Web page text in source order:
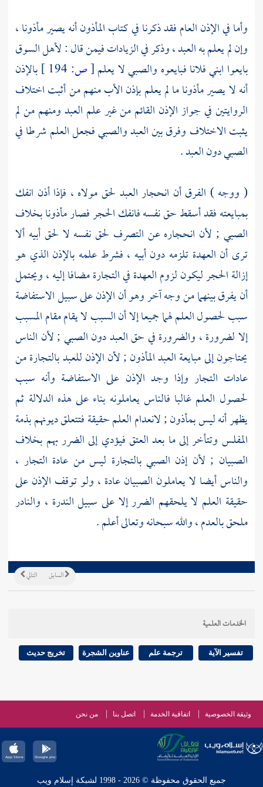
وأما في الإذن العام فقد ذكرنا في كتاب المأذون أنه يصير مأذونا ،
وإن لم يعلم به العبد ، وذكر في الزيادات فيمن قال : لأهل السوق
بايعوا ابني فلانا فبايعوه والصبي لا يعلم[ص:
بالإذن
أنه لا يصير مأذونا ما لم يعلم بإذن الأب منهم من أثبت اختلاف
الروايتين في جواز الإذن القائم من غير علم العبد ومنهم من لم
يثبت الاختلاف وفرق بين العبد والصبي فجعل العلم شرطا في
الصبي دون العبد .
( ووجه ) الفرق أن انحجار العبد لحق مولاه ، فإذا أذن انفك
بمبايعته فقد أسقط حق نفسه فانفك الحجر فصار مأذونا بخلاف
الصبي ; لأن انحجاره عن التصرف لحق نفسه لا لحق أبيه ألا
ترى أن العهدة تلزمه دون أبيه ، فشرط علمه بالإذن الذي هو
إزالة الحجر ليكون لزوم العهدة في التجارة مضافا إليه ، ويحتمل
أن يفرق بينهما من وجه آخر وهو أن الإذن على سبيل الاستفاضة
سبب لحصول العلم لهما جميعا إلا أن السبب لا يقام مقام المسبب
إلا لضرورة ، والضرورة في حق العبد دون الصبي ; لأن الناس
يحتاجون إلى مبايعة العبد المأذون ; لأن الإذن للعبد بالتجارة من
عادات التجار وإذا وجد الإذن على الاستفاضة وأنه سبب
لحصول العلم غالبا فالناس يعاملونه بناء على هذه الدلالة ثم
يظهر أنه ليس بمأذون ; لانعدام العلم حقيقة فتتعلق ديونهم بذمة
المفلس وتتأخر إلى ما بعد العتق فيؤدي إلى الضرر بهم بخلاف
الصبيان ; لأن إذن الصبي بالتجارة ليس من عادة التجار ،
والناس أيضا لا يعاملون الصبيان عادة ، ولو توقف الإذن على
حقيقة العلم لا يلحقهم الضرر إلا على سبيل الندرة ، والنادر
ملحق بالعدم ، والله سبحانه وتعالى أعلم .
التالي السابق
الخدمات العلمية
تفسير الآية ترجمة علم عناوين الشجرة تخريج حديث
وثيقة الخصوصية اتفاقية الخدمة اتصل بنا من نحن
جميع الحقوق محفوظة © 2026 - 1998 لشبكة إسلام ويب